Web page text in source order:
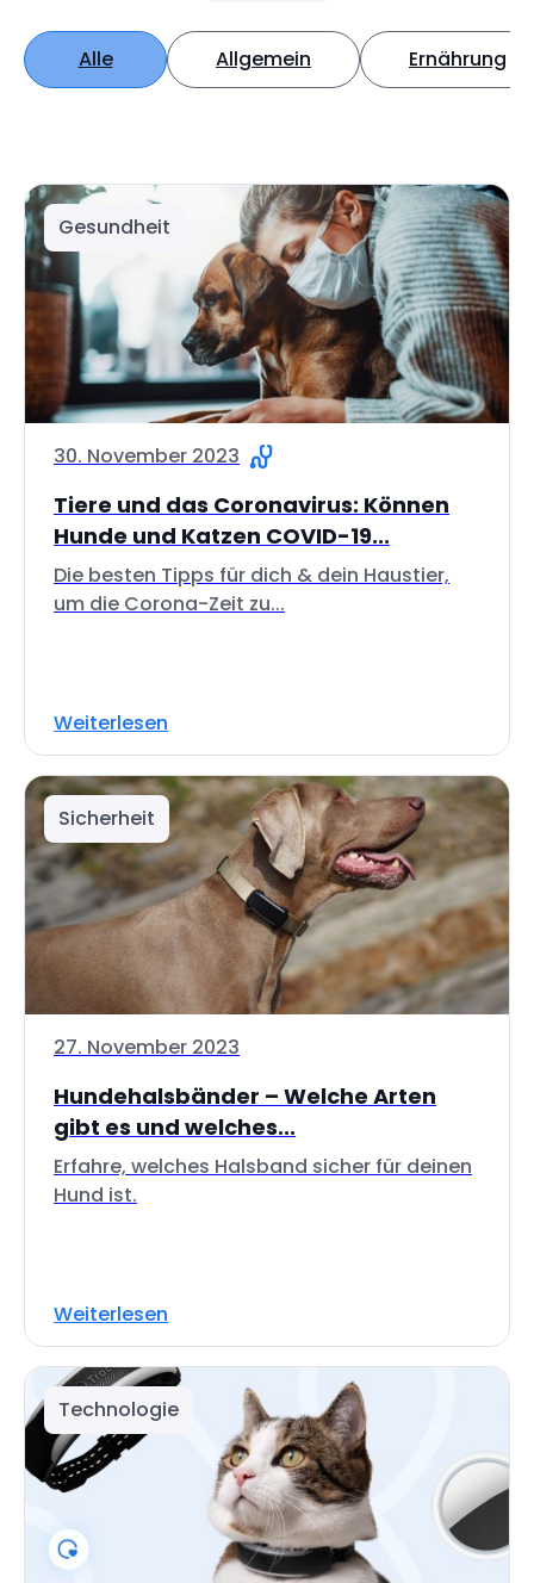
Alle Allgemein Ernährung
Gesundheit
30. November 2023
Tiere und das Coronavirus: Können
Hunde und Katzen COVID-19...
Die besten Tipps für dich & dein Haustier,
um die Corona-Zeit zu...
Weiterlesen
Sicherheit
27. November 2023
Hundehalsbänder – Welche Arten
gibt es und welches...
Erfahre, welches Halsband sicher für deinen
Hund ist.
Weiterlesen
Technologie